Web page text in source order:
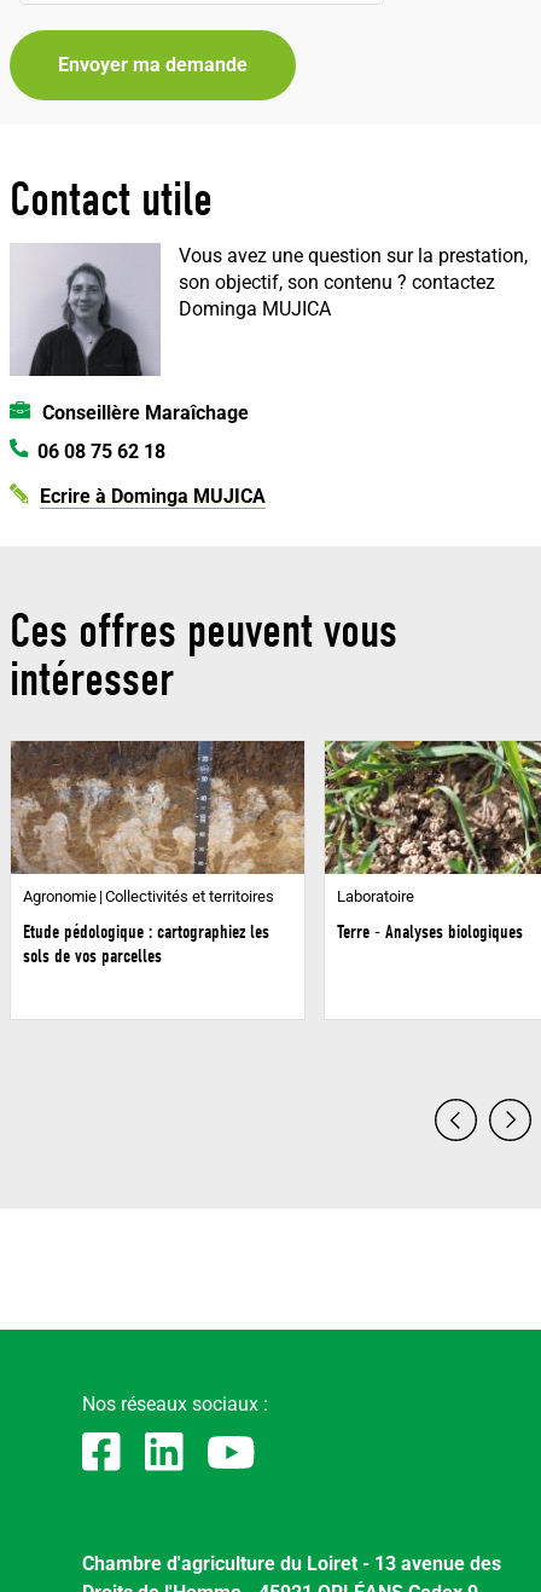
Envoyer ma demande
Contact utile
Vous avez une question sur la prestation,
son objectif, son contenu ? contactez
Dominga MUJICA
Conseillère Maraîchage
06 08 75 62 18
Ecrire à Dominga MUJICA
Ces offres peuvent vous
intéresser
Agronomie Collectivités et territoires
Etude pédologique : cartographiez les
sols de vos parcelles
Laboratoire
Terre - Analyses biologiques
Nos réseaux sociaux :
Chambre d'agriculture du Loiret - 13 avenue des